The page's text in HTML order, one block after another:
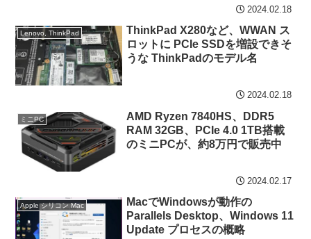
2024.02.18
Lenovo, ThinkPad
ThinkPad X280など、WWAN ス
ロットに PCIe SSDを増設できそ
うな ThinkPadのモデル名
2024.02.18
ミニPC
AMD Ryzen 7840HS、DDR5
RAM 32GB、PCIe 4.0 1TB搭載
のミニPCが、約8万円で販売中
2024.02.17
Apple シリコン Mac
MacでWindowsが動作の
Parallels Desktop、Windows 11
Update プロセスの概略